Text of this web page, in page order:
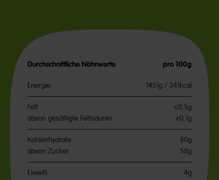
Durchschnittliche Nährwerte pro 100g
Energie 1451g / 341kcal
Fett
<0,5g
davon gesättigte Fettsäuren
<0,1g
Kohlenhydrate
80g
davon Zucker
58g
Eiweiß 4g